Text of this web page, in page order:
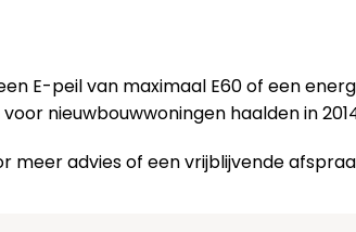
E-peil van maximaal E60 of een
nieuwbouwwoningen haalden in
meer advies of een vrijblijvende